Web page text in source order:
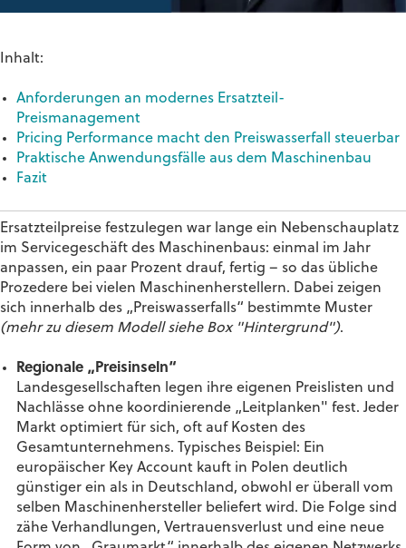
Inhalt:
Anforderungen an modernes Ersatzteil-
Preismanagement
Pricing Performance macht den Preiswasserfall steuerbar
Praktische Anwendungsfälle aus dem Maschinenbau
Fazit
Ersatzteilpreise festzulegen war lange ein Nebenschauplatz
im Servicegeschäft des Maschinenbaus: einmal im Jahr
anpassen, ein paar Prozent drauf, fertig – so das übliche
Prozedere bei vielen Maschinenherstellern. Dabei zeigen
sich innerhalb des „Preiswasserfalls“ bestimmte Muster
(mehr zu diesem Modell siehe Box "Hintergrund").
Regionale „Preisinseln“
Landesgesellschaften legen ihre eigenen Preislisten und
Nachlässe ohne koordinierende „Leitplanken" fest. Jeder
Markt optimiert für sich, oft auf Kosten des
Gesamtunternehmens. Typisches Beispiel: Ein
europäischer Key Account kauft in Polen deutlich
günstiger ein als in Deutschland, obwohl er überall vom
selben Maschinenhersteller beliefert wird. Die Folge sind
zähe Verhandlungen, Vertrauensverlust und eine neue